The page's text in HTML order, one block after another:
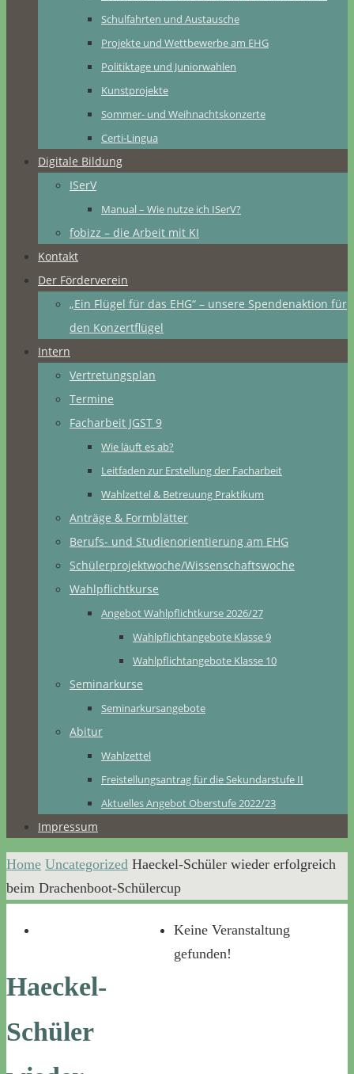
Schulfahrten und Austausche
Projekte und Wettbewerbe am EHG
Politiktage und Juniorwahlen
Kunstprojekte
Sommer- und Weihnachtskonzerte
Certi-Lingua
Digitale Bildung
ISerV
Manual – Wie nutze ich ISerV?
fobizz – die Arbeit mit KI
Kontakt
Der Förderverein
„Ein Flügel für das EHG“ – unsere Spendenaktion für
den Konzertflügel
Intern
Vertretungsplan
Termine
Facharbeit JGST 9
Wie läuft es ab?
Leitfaden zur Erstellung der Facharbeit
Wahlzettel & Betreuung Praktikum
Anträge & Formblätter
Berufs- und Studienorientierung am EHG
Schülerprojektwoche/Wissenschaftswoche
Wahlpflichtkurse
Angebot Wahlpflichtkurse 2026/27
Wahlpflichtangebote Klasse 9
Wahlpflichtangebote Klasse 10
Seminarkurse
Seminarkursangebote
Abitur
Wahlzettel
Freistellungsantrag für die Sekundarstufe II
Aktuelles Angebot Oberstufe 2022/23
Impressum
Home Uncategorized Haeckel-Schüler wieder erfolgreich
beim Drachenboot-Schülercup
Haeckel-
Schüler
Keine Veranstaltung
gefunden!